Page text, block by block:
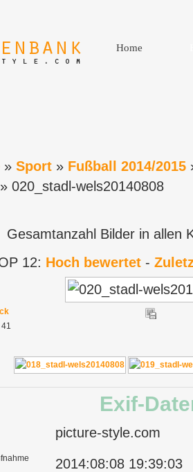
Home
» Sport » Fußball 2014/2015
» 020_stadl-wels20140808
Gesamtanzahl Bilder in allen
12: Hoch bewertet -
Exif-
picture-style.com
2014:08:08 19:39:03